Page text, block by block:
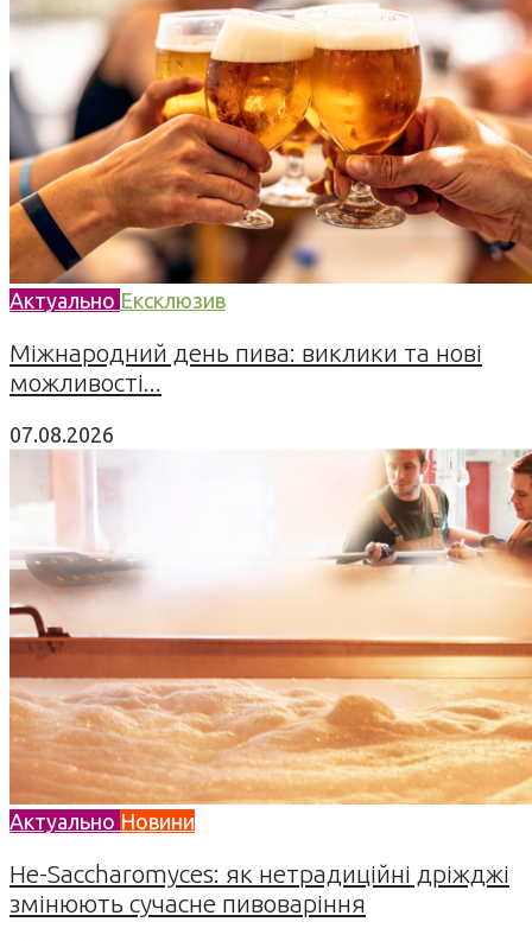
Актуально Ексклюзив
Міжнародний день пива: виклики та нові
можливості...
07.08.2026
Актуально Новини
Не-Saccharomyces: як нетрадиційні дріжджі
змінюють сучасне пивоваріння